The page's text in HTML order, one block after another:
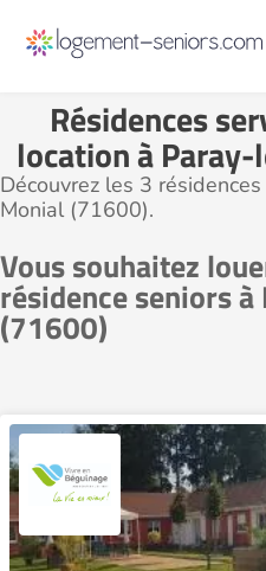
Résidences
location à
Découvrez les 3
Monial (71600).
Vous souhaitez
résidence seniors
(71600)